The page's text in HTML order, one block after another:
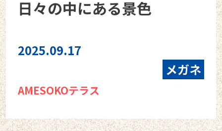
日々の中にある景色
2025.09.17
メガネ
AMESOKOテラス